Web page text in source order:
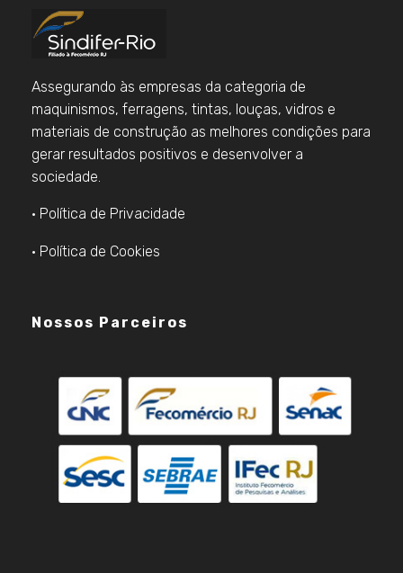
Assegurando às empresas da categoria de
maquinismos, ferragens, tintas, louças, vidros e
materiais de construção as melhores condições para
gerar resultados positivos e desenvolver a
sociedade.
• Política de Privacidade
• Política de Cookies
Nossos Parceiros